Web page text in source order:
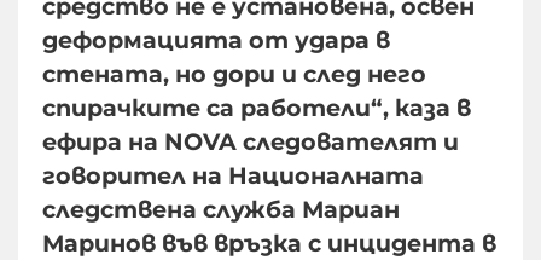
средство не е установена, освен
деформацията от удара в
стената, но дори и след него
спирачките са работели“, каза в
ефира на NOVA следователят и
говорител на Националната
следствена служба Мариан
Маринов във връзка с инцидента в